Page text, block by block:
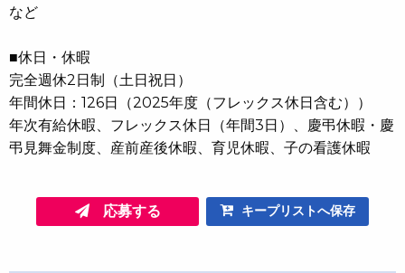
など
■休日・休暇
完全週休2日制（土日祝日）
年間休日：126日（2025年度（フレックス休日含む））
年次有給休暇、フレックス休日（年間3日）、慶弔休暇・慶
弔見舞金制度、産前産後休暇、育児休暇、子の看護休暇
応募する キープリストへ保存